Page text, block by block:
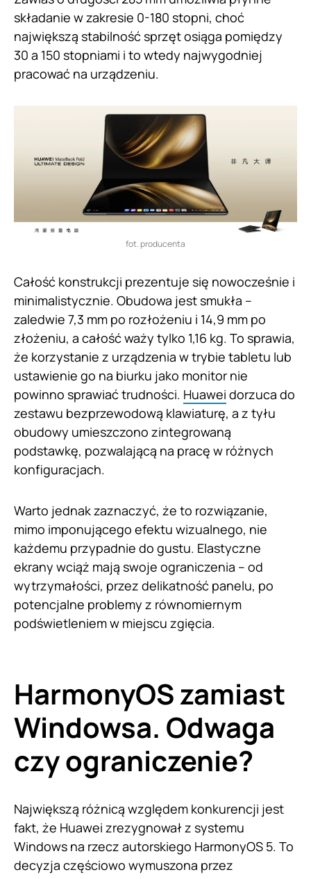
składanie w zakresie 0-180 stopni, choć
największą stabilność sprzęt osiąga pomiędzy
30 a 150 stopniami i to wtedy najwygodniej
pracować na urządzeniu.
fot. producenta
Całość konstrukcji prezentuje się nowocześnie i
minimalistycznie. Obudowa jest smukła –
zaledwie 7,3 mm po rozłożeniu i 14,9 mm po
złożeniu, a całość waży tylko 1,16 kg. To sprawia,
że korzystanie z urządzenia w trybie tabletu lub
ustawienie go na biurku jako monitor nie
powinno sprawiać trudności. Huawei dorzuca do
zestawu bezprzewodową klawiaturę, a z tyłu
obudowy umieszczono zintegrowaną
podstawkę, pozwalającą na pracę w różnych
konfiguracjach.
Warto jednak zaznaczyć, że to rozwiązanie,
mimo imponującego efektu wizualnego, nie
każdemu przypadnie do gustu. Elastyczne
ekrany wciąż mają swoje ograniczenia – od
wytrzymałości, przez delikatność panelu, po
potencjalne problemy z równomiernym
podświetleniem w miejscu zgięcia.
HarmonyOS zamiast
Windowsa. Odwaga
czy ograniczenie?
Największą różnicą względem konkurencji jest
fakt, że Huawei zrezygnował z systemu
Windows na rzecz autorskiego HarmonyOS 5. To
decyzja częściowo wymuszona przez